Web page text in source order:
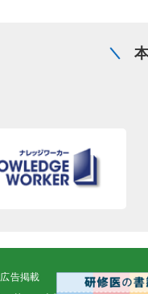
広告掲載 正誤表・更新情報